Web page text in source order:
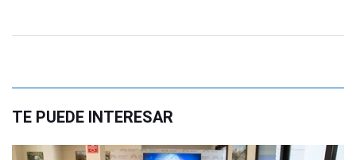
TE PUEDE INTERESAR